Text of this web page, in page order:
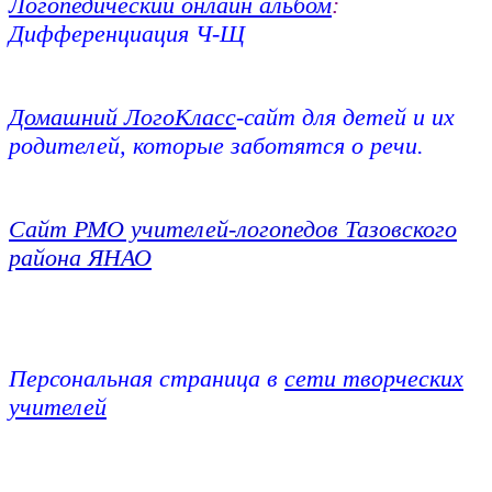
Дифференциация Ч-Щ
Домашний ЛогоКласс-сайт для детей и их
родителей, которые заботятся о речи.
Сайт РМО учителей-логопедов Тазовского
района ЯНАО
Персональная страница в сети творческих
учителей